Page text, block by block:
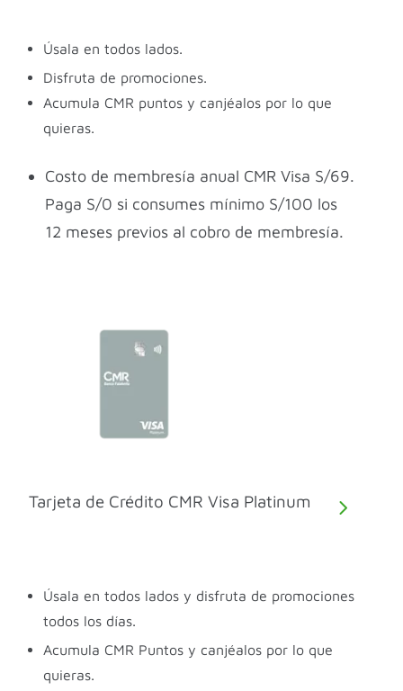
Úsala en todos lados.
Disfruta de promociones.
Acumula CMR puntos y canjéalos por lo que
quieras.
Costo de membresía anual CMR Visa S/69.
Paga S/0 si consumes mínimo S/100 los
12 meses previos al cobro de membresía.
Tarjeta de Crédito CMR Visa Platinum
Úsala en todos lados y disfruta de promociones
todos los días.
Acumula CMR Puntos y canjéalos por lo que
quieras.